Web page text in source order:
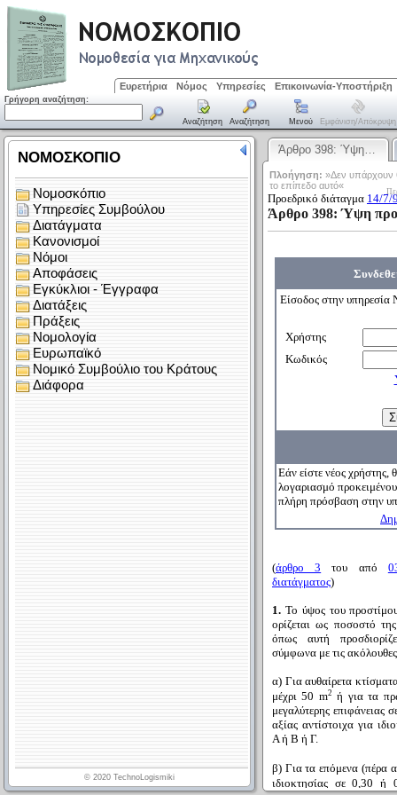
Ευρετήρια Νόμος Υπηρεσίες Επικοινωνία-Υποστήριξη
Γρήγορη αναζήτηση:
Αναζήτηση Αναζήτηση Μενού Εμφάνιση/απόκρυψη
Άρθρο 398: Ύψη…